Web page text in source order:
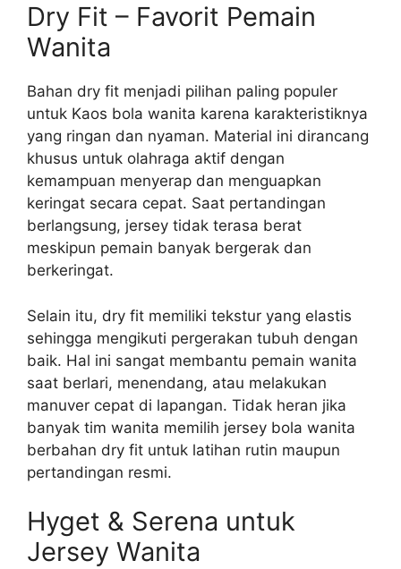
Dry Fit – Favorit Pemain
Wanita
Bahan dry fit menjadi pilihan paling populer
untuk Kaos bola wanita karena karakteristiknya
yang ringan dan nyaman. Material ini dirancang
khusus untuk olahraga aktif dengan
kemampuan menyerap dan menguapkan
keringat secara cepat. Saat pertandingan
berlangsung, jersey tidak terasa berat
meskipun pemain banyak bergerak dan
berkeringat.
Selain itu, dry fit memiliki tekstur yang elastis
sehingga mengikuti pergerakan tubuh dengan
baik. Hal ini sangat membantu pemain wanita
saat berlari, menendang, atau melakukan
manuver cepat di lapangan. Tidak heran jika
banyak tim wanita memilih jersey bola wanita
berbahan dry fit untuk latihan rutin maupun
pertandingan resmi.
Hyget & Serena untuk
Jersey Wanita